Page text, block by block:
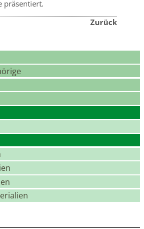
präsentiert.
Zurück